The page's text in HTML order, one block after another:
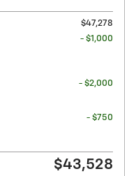
$47,278
- $1,000
- $2,000
- $750
$43,528